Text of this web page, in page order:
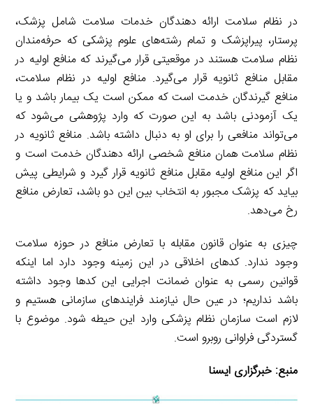
در نظام سلامت ارائه دهندگان خدمات سلامت شامل پزشک،
پرستار، پیراپزشک و تمام رشته‌های علوم پزشکی که حرفه‌مندان
نظام سلامت هستند در موقعیتی قرار می‌گیرند که منافع اولیه در
مقابل منافع ثانویه قرار می‌گیرد. منافع اولیه در نظام سلامت،
منافع گیرندگان خدمت است که ممکن است یک بیمار باشد و یا
یک آزمودنی باشد به این صورت که وارد پژوهشی می‌شود که
می‌تواند منافعی را برای او به دنبال داشته باشد. منافع ثانویه در
نظام سلامت همان منافع شخصی ارائه دهندگان خدمت است و
اگر این منافع اولیه مقابل منافع ثانویه قرار گیرد و شرایطی پیش
بیاید که پزشک مجبور به انتخاب بین این دو باشد، تعارض منافع
رخ می‌دهد.
چیزی به عنوان قانون مقابله با تعارض منافع در حوزه سلامت
وجود ندارد. کدهای اخلاقی در این زمینه وجود دارد اما اینکه
قوانین رسمی به عنوان ضمانت اجرایی این کدها وجود داشته
باشد نداریم؛ در عین حال نیازمند فرایندهای سازمانی هستیم و
لازم است سازمان نظام پزشکی وارد این حیطه شود. موضوع با
گستردگی فراوانی روبرو است.
منبع: خبرگزاری ایسنا